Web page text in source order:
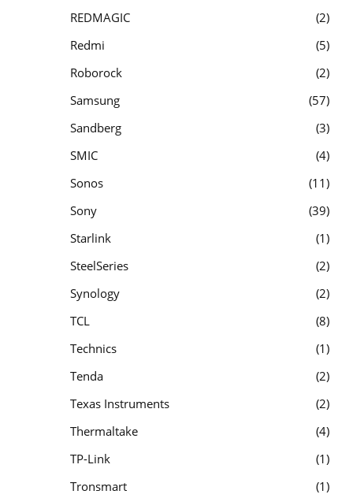
REDMAGIC
2
Redmi
5
Roborock
2
Samsung
57
Sandberg
3
SMIC
4
Sonos
11
Sony
39
Starlink
1
SteelSeries
2
Synology
2
TCL
8
Technics
1
Tenda
2
Texas Instruments
2
Thermaltake
4
TP-Link
1
Tronsmart
1